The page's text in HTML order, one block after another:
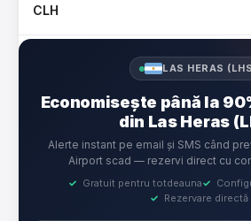
CLH
LAS HERAS
Economisește până la
din Las Heras
Alerte instant pe email și SMS când
Airport scad — rezervi direct cu
✓ Gratuit pentru totdeauna✓
✓ Rezervare directă